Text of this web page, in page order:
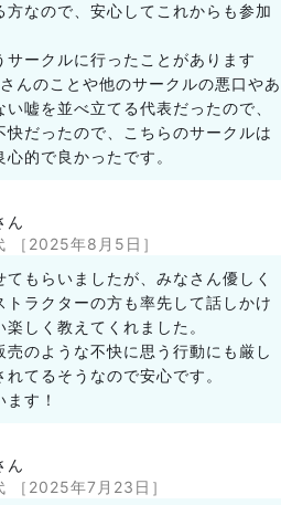
方なので、安心してこれからも参加
サークルに行ったことがあります
んのことや他のサークルの悪口やあ
い嘘を並べ立てる代表だったので、
快だったので、こちらのサークルは
心的で良かったです。
ん
［2025年8月5日］
てもらいましたが、みなさん優しく
トラクターの方も率先して話しかけ
楽しく教えてくれました。
売のような不快に思う行動にも厳し
れてるそうなので安心です。
ます！
ん
［2025年7月23日］